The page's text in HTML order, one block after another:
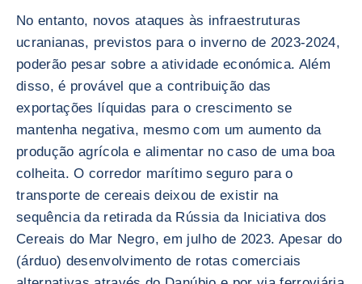
No entanto, novos ataques às infraestruturas
ucranianas, previstos para o inverno de 2023-2024,
poderão pesar sobre a atividade económica. Além
disso, é provável que a contribuição das
exportações líquidas para o crescimento se
mantenha negativa, mesmo com um aumento da
produção agrícola e alimentar no caso de uma boa
colheita. O corredor marítimo seguro para o
transporte de cereais deixou de existir na
sequência da retirada da Rússia da Iniciativa dos
Cereais do Mar Negro, em julho de 2023. Apesar do
(árduo) desenvolvimento de rotas comerciais